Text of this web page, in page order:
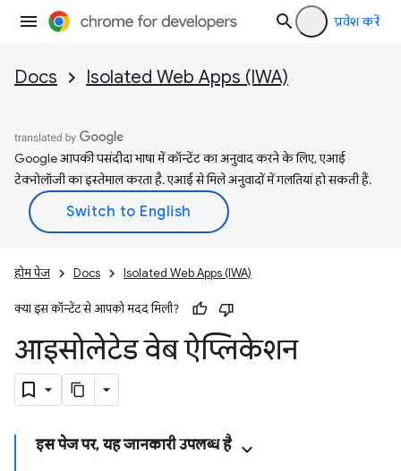
प्रवेश करें
Docs Isolated Web Apps (IWA)
Google आपकी पसंदीदा भाषा में कॉन्टेंट का अनुवाद करने के लिए, एआई
टेक्नोलॉजी का इस्तेमाल करता है. एआई से मिले अनुवादों में गलतियां हो सकती हैं.
होम पेज Docs Isolated Web Apps (IWA)
क्या इस कॉन्टेंट से आपको मदद मिली?
आइसोलेटेड वेब ऐप्लिकेशन
इस पेज पर, यह जानकारी उपलब्ध है